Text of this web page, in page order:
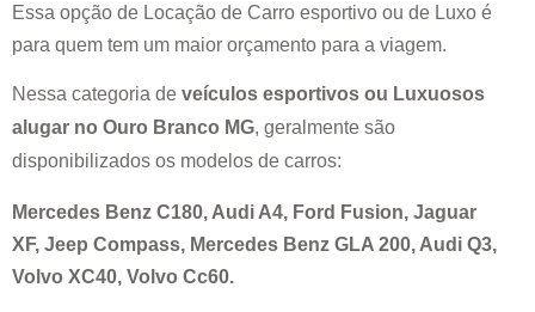
Essa opção de Locação de Carro esportivo ou de Luxo é
para quem tem um maior orçamento para a viagem.
Nessa categoria de veículos esportivos ou Luxuosos
alugar no Ouro Branco MG, geralmente são
disponibilizados os modelos de carros:
Mercedes Benz C180, Audi A4, Ford Fusion, Jaguar
XF, Jeep Compass, Mercedes Benz GLA 200, Audi Q3,
Volvo XC40, Volvo Cc60.